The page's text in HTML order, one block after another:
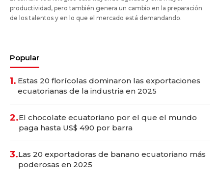
productividad, pero también genera un cambio en la preparación
de los talentos y en lo que el mercado está demandando.
Popular
1. Estas 20 florícolas dominaron las exportaciones
ecuatorianas de la industria en 2025
2.El chocolate ecuatoriano por el que el mundo
paga hasta US$ 490 por barra
3.Las 20 exportadoras de banano ecuatoriano más
poderosas en 2025